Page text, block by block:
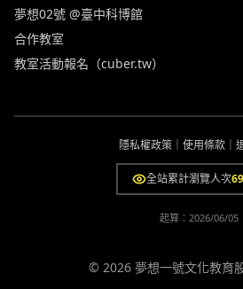
夢想02號 @臺中科博館
合作教室
教室活動報名（cuber.tw）
隱私權政策 使用條款
全站累計瀏覽人次
起算： 2026/06/05
© 2026 夢想一號文化教育